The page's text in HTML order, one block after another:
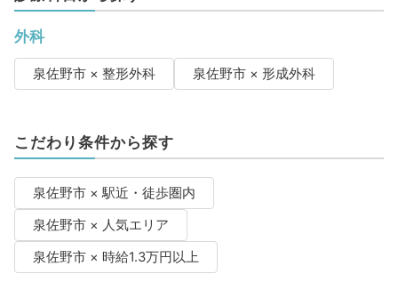
外科
泉佐野市 × 整形外科 泉佐野市 × 形成外科
こだわり条件から探す
泉佐野市 × 駅近・徒歩圏内
泉佐野市 × 人気エリア
泉佐野市 × 時給1.3万円以上